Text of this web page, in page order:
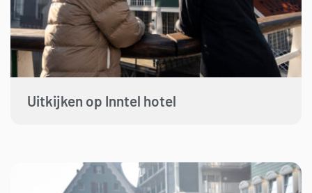
Uitkijken op Inntel hotel